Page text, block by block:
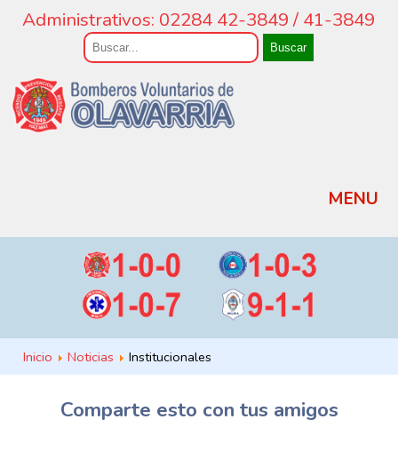
Administrativos: 02284 42-3849 / 41-3849
Buscar
MENU
Inicio Noticias Institucionales
Comparte esto con tus amigos